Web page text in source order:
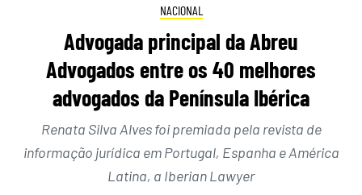
NACIONAL
Advogada principal da Abreu
Advogados entre os 40 melhores
advogados da Península Ibérica
Renata Silva Alves foi premiada pela revista de
informação jurídica em Portugal, Espanha e América
Latina, a Iberian Lawyer